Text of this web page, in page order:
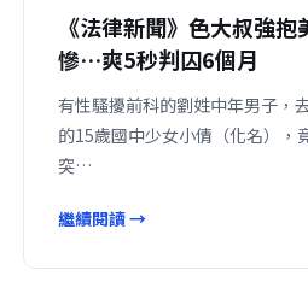
《法律新聞》色大叔強抱
慘…爽5秒判囚6個月
有性騷擾前科的劉姓中年男子，
的15歲國中少女小倩（化名），
突…
繼續閱讀 →